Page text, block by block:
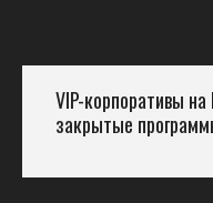
VIP-корпоративы
закрытые